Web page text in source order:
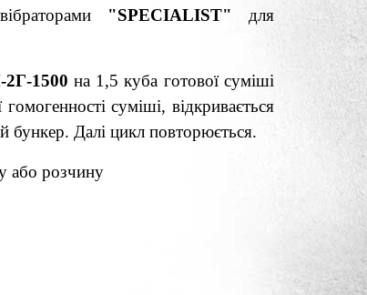
"SPECIALIST" для
2Г-1500 на 1,5 куба готової суміші
суміші, відкривається
бункер. Далі цикл повторюється.
або розчину